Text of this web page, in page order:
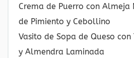
Crema de Puerro con
de Pimiento y Cebollino
Vasito de Sopa de Queso
y Almendra Laminada